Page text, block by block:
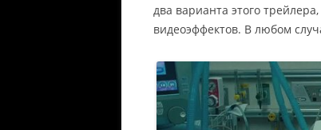
два варианта этого
видеоэффектов. В любом